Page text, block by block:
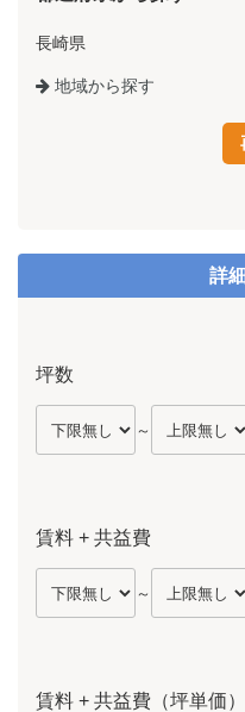
長崎県
地域から探す
詳
坪数
～
賃料 + 共益費
～
賃料 + 共益費（坪単価）